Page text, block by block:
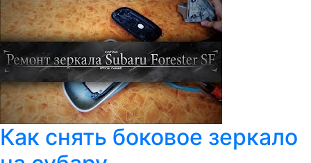
Как снять боковое зеркало